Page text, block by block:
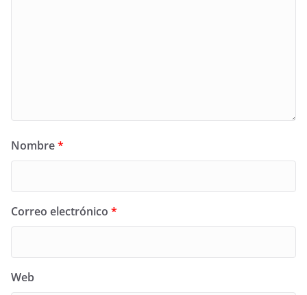
Nombre*
Correo electrónico *
Web